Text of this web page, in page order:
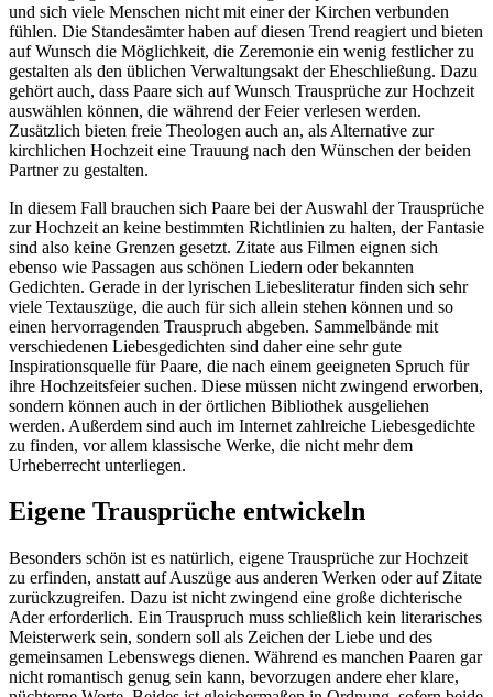
und sich viele Menschen nicht mit einer der Kirchen verbunden
fühlen. Die Standesämter haben auf diesen Trend reagiert und bieten
auf Wunsch die Möglichkeit, die Zeremonie ein wenig festlicher zu
gestalten als den üblichen Verwaltungsakt der Eheschließung. Dazu
gehört auch, dass Paare sich auf Wunsch Trausprüche zur Hochzeit
auswählen können, die während der Feier verlesen werden.
Zusätzlich bieten freie Theologen auch an, als Alternative zur
kirchlichen Hochzeit eine Trauung nach den Wünschen der beiden
Partner zu gestalten.
In diesem Fall brauchen sich Paare bei der Auswahl der Trausprüche
zur Hochzeit an keine bestimmten Richtlinien zu halten, der Fantasie
sind also keine Grenzen gesetzt. Zitate aus Filmen eignen sich
ebenso wie Passagen aus schönen Liedern oder bekannten
Gedichten. Gerade in der lyrischen Liebesliteratur finden sich sehr
viele Textauszüge, die auch für sich allein stehen können und so
einen hervorragenden Trauspruch abgeben. Sammelbände mit
verschiedenen Liebesgedichten sind daher eine sehr gute
Inspirationsquelle für Paare, die nach einem geeigneten Spruch für
ihre Hochzeitsfeier suchen. Diese müssen nicht zwingend erworben,
sondern können auch in der örtlichen Bibliothek ausgeliehen
werden. Außerdem sind auch im Internet zahlreiche Liebesgedichte
zu finden, vor allem klassische Werke, die nicht mehr dem
Urheberrecht unterliegen.
Eigene Trausprüche entwickeln
Besonders schön ist es natürlich, eigene Trausprüche zur Hochzeit
zu erfinden, anstatt auf Auszüge aus anderen Werken oder auf Zitate
zurückzugreifen. Dazu ist nicht zwingend eine große dichterische
Ader erforderlich. Ein Trauspruch muss schließlich kein literarisches
Meisterwerk sein, sondern soll als Zeichen der Liebe und des
gemeinsamen Lebenswegs dienen. Während es manchen Paaren gar
nicht romantisch genug sein kann, bevorzugen andere eher klare,